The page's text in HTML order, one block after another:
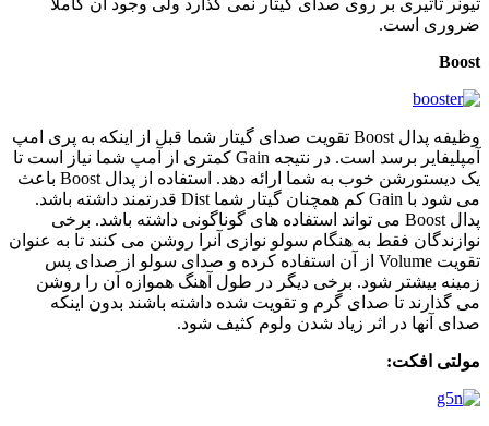
تیونر تاثیری بر روی صدای گیتار نمی گذارد ولی وجود آن کاملا
ضروری است.
Boost
وظیفه پدال Boost تقویت صدای گیتار شما قبل از اینکه به پری امپ
آمپلیفایر برسد است. در نتیجه Gain کمتری از آمپ شما نیاز است تا
یک دیستورشن خوب به شما ارائه دهد. استفاده از پدال Boost باعث
می شود با Gain کم همچنان گیتار شما Dist قدرتمند داشته باشد.
پدال Boost می تواند استفاده های گوناگونی داشته باشد. برخی
نوازندگان فقط به هنگام سولو نوازی آنرا روشن می کنند تا به عنوان
تقویت Volume از آن استفاده کرده و صدای سولو از صدای پس
زمینه بیشتر شود. برخی دیگر در طول آهنگ هموازه آن را روشن
می گذارند تا صدای گرم و تقویت شده داشته باشند بدون اینکه
صدای آنها در اثر زیاد شدن ولوم کثیف شود.
مولتی افکت: